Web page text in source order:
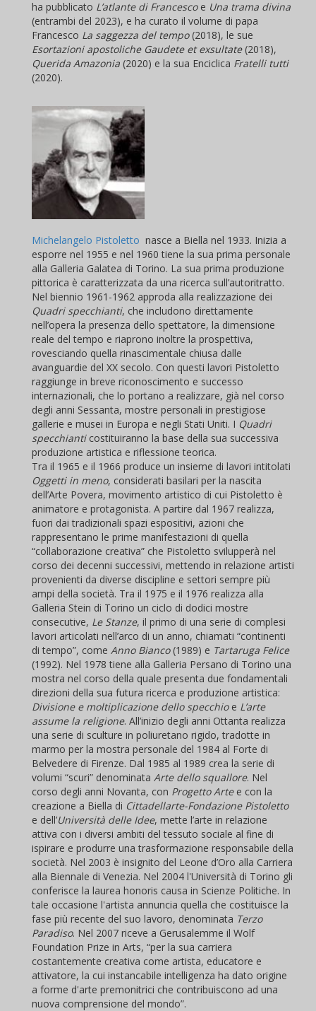
ha pubblicato L’atlante di Francescoe Una trama divina
(entrambi del 2023), e ha curato il volume di papa
Francesco La saggezza del tempo(2018), le sue
Esortazioni apostoliche Gaudete et exsultate(2018),
Querida Amazonia (2020) e la sua Enciclica Fratelli tutti
(2020).
Michelangelo Pistoletto nasce a Biella nel 1933. Inizia a
esporre nel 1955 e nel 1960 tiene la sua prima personale
alla Galleria Galatea di Torino. La sua prima produzione
pittorica è caratterizzata da una ricerca sull’autoritratto.
Nel biennio 1961-1962 approda alla realizzazione dei
Quadri specchianti, che includono direttamente
nell’opera la presenza dello spettatore, la dimensione
reale del tempo e riaprono inoltre la prospettiva,
rovesciando quella rinascimentale chiusa dalle
avanguardie del XX secolo. Con questi lavori Pistoletto
raggiunge in breve riconoscimento e successo
internazionali, che lo portano a realizzare, già nel corso
degli anni Sessanta, mostre personali in prestigiose
gallerie e musei in Europa e negli Stati Uniti. I Quadri
specchianticostituiranno la base della sua successiva
produzione artistica e riflessione teorica.
Tra il 1965 e il 1966 produce un insieme di lavori intitolati
Oggetti in meno, considerati basilari per la nascita
dell’Arte Povera, movimento artistico di cui Pistoletto è
animatore e protagonista. A partire dal 1967 realizza,
fuori dai tradizionali spazi espositivi, azioni che
rappresentano le prime manifestazioni di quella
“collaborazione creativa” che Pistoletto svilupperà nel
corso dei decenni successivi, mettendo in relazione artisti
provenienti da diverse discipline e settori sempre più
ampi della società. Tra il 1975 e il 1976 realizza alla
Galleria Stein di Torino un ciclo di dodici mostre
consecutive, Le Stanze, il primo di una serie di complesi
lavori articolati nell’arco di un anno, chiamati “continenti
di tempo”, come Anno Bianco(1989) e Tartaruga Felice
(1992). Nel 1978 tiene alla Galleria Persano di Torino una
mostra nel corso della quale presenta due fondamentali
direzioni della sua futura ricerca e produzione artistica:
Divisione e moltiplicazione dello specchioe L’arte
assume la religione. All’inizio degli anni Ottanta realizza
una serie di sculture in poliuretano rigido, tradotte in
marmo per la mostra personale del 1984 al Forte di
Belvedere di Firenze. Dal 1985 al 1989 crea la serie di
volumi “scuri” denominata Arte dello squallore. Nel
corso degli anni Novanta, con Progetto Artee con la
creazione a Biella di Cittadellarte-Fondazione Pistoletto
e dell’Università delle Idee, mette l’arte in relazione
attiva con i diversi ambiti del tessuto sociale al fine di
ispirare e produrre una trasformazione responsabile della
società. Nel 2003 è insignito del Leone d’Oro alla Carriera
alla Biennale di Venezia. Nel 2004 l'Università di Torino gli
conferisce la laurea honoris causa in Scienze Politiche. In
tale occasione l'artista annuncia quella che costituisce la
fase più recente del suo lavoro, denominata Terzo
Paradiso. Nel 2007 riceve a Gerusalemme il Wolf
Foundation Prize in Arts, “per la sua carriera
costantemente creativa come artista, educatore e
attivatore, la cui instancabile intelligenza ha dato origine
a forme d'arte premonitrici che contribuiscono ad una
nuova comprensione del mondo”.